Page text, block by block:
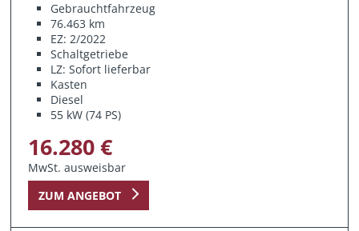
Gebrauchtfahrzeug
76.463 km
EZ: 2/2022
Schaltgetriebe
LZ: Sofort lieferbar
Kasten
Diesel
55 kW (74 PS)
16.280 €
MwSt. ausweisbar
ZUM ANGEBOT